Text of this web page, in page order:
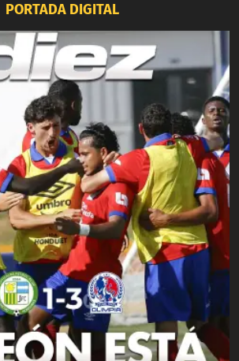
PORTADA DIGITAL